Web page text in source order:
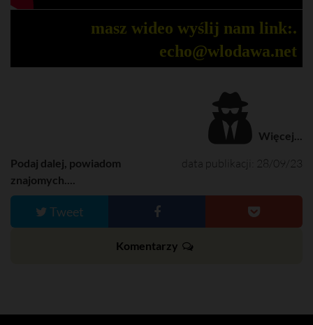
masz wideo wyślij nam link:.
echo@wlodawa.net
Więcej...
data publikacji: 28/09/23
Podaj dalej, powiadom
znajomych....
Tweet
Komentarzy